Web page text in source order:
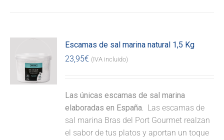
Escamas de sal marina natural 1,5 Kg
23,95€ (IVA incluido)
Las únicas escamas de sal marina
elaboradas en España. Las escamas de
sal marina Bras del Port Gourmet realzan
el sabor de tus platos y aportan un toque